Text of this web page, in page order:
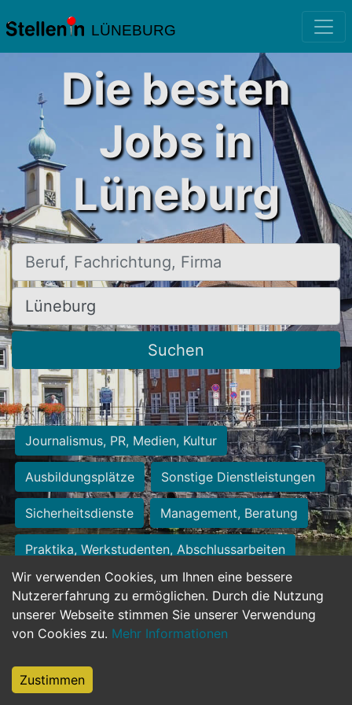
LÜNEBURG
Wir verwenden Cookies, um Ihnen eine bessere
Nutzererfahrung zu ermöglichen. Durch die Nutzung
unserer Webseite stimmen Sie unserer Verwendung
von Cookies zu. Mehr Informationen
Zustimmen
Die besten
Jobs in
Lüneburg
Beruf, Fachrichtung, Firma
Ort, Stadt
Suchen
Journalismus, PR, Medien, Kultur
Ausbildungsplätze Sonstige Dienstleistungen
Sicherheitsdienste Management, Beratung
Praktika, Werkstudenten, Abschlussarbeiten
Personalwesen Assistenz, Sekretariat
Hilfskräfte, Aushilfs- und Nebenjobs
Weiterbildung, Studium, duale Ausbildung